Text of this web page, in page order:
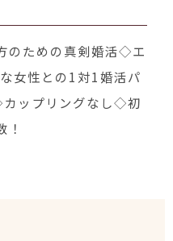
のための真剣婚活◇エ
女性との1対1婚活パ
ップリングなし◇初
！